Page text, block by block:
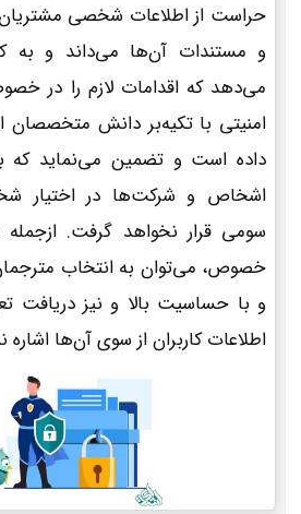
حراست از اطلاعات شخصی مشتریان
و مستندات آن‌ها می‌داند و به
می‌دهد که اقدامات لازم را در
امنیتی با تکیه‌بر دانش متخصصان
داده است و تضمین می‌نماید که
اشخاص و شرکت‌ها در اختیار
سومی قرار نخواهد گرفت. ازجمله
خصوص، می‌توان به انتخاب
و با حساسیت بالا و نیز دریافت
اطلاعات کاربران از سوی آن‌ها اشاره